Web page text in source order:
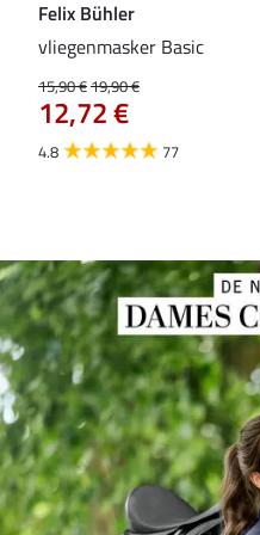
Felix Bühler
vliegenmasker Basic
15,90 €19,90 €
12,72 €
4.8 77